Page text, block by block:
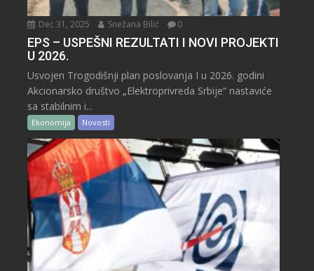
Dec 31, 2025 Snežana Bilić 0
EPS – USPEŠNI REZULTATI I NOVI PROJEKTI
U 2026.
Usvojen Trogodišnji plan poslovanja I u 2026. godini
Akcionarsko društvo „Elektroprivreda Srbije“ nastaviće
sa stabilnim i...
Ekonomija Novosti